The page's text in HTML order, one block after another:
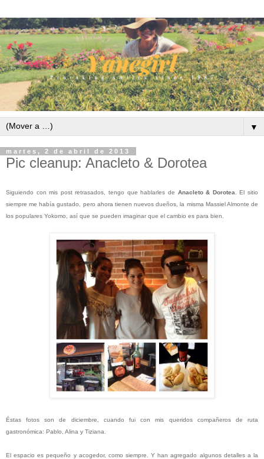
▼
martes, 2 de abril de 2013
Pic cleanup: Anacleto & Dorotea
Siguiendo con mis post retrasados, tengo que hablarles de Anacleto & Dorotea . El sitio
siempre me había gustado, pero ahora tienen nuevos dueños, la misma Massiel Almonte de
los populares Yokomo, así que se pueden imaginar que el cambio es para bien.
Éstas fotos son de diciembre, cuando fui con mis queridos compañeros de ruta
gastronómica: Pablo, Alina y Tiziana.
El espacio es pequeño y acogedor, como siempre. Y han agregado algunos detalles a la